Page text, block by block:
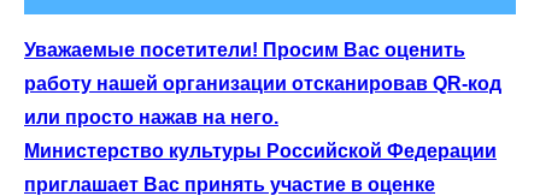
Уважаемые посетители! Просим Вас оценить
работу нашей организации отсканировав QR-код
или просто нажав на него.
Министерство культуры Российской Федерации
приглашает Вас принять участие в оценке